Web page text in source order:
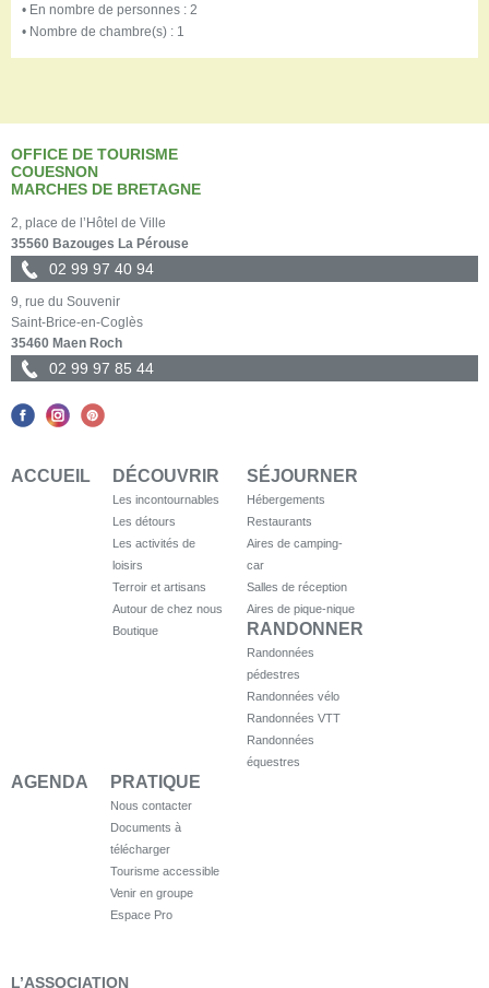
• En nombre de personnes : 2
• Nombre de chambre(s) : 1
OFFICE DE TOURISME
COUESNON
MARCHES DE BRETAGNE
2, place de l’Hôtel de Ville
35560 Bazouges La Pérouse
02 99 97 40 94
9, rue du Souvenir
Saint-Brice-en-Coglès
35460 Maen Roch
02 99 97 85 44
ACCUEIL DÉCOUVRIR
Les incontournables
Les détours
Les activités de
loisirs
Terroir et artisans
Autour de chez nous
Boutique
SÉJOURNER
Hébergements
Restaurants
Aires de camping-
car
Salles de réception
Aires de pique-nique
RANDONNER
Randonnées
pédestres
Randonnées vélo
Randonnées VTT
Randonnées
équestres
AGENDA PRATIQUE
Nous contacter
Documents à
télécharger
Tourisme accessible
Venir en groupe
Espace Pro
L’ASSOCIATION